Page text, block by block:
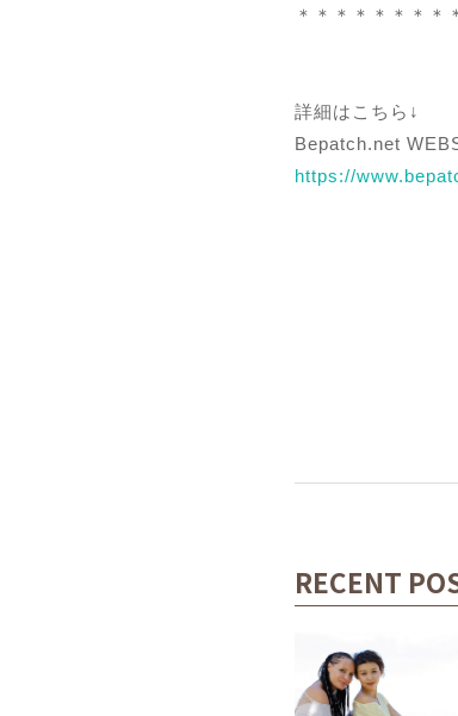
＊＊＊＊＊＊＊＊
詳細はこちら↓
Bepatch.net
https://
RECENT